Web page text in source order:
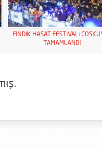
FINDIK HASAT FESTiVALi
TAMAMLANDI